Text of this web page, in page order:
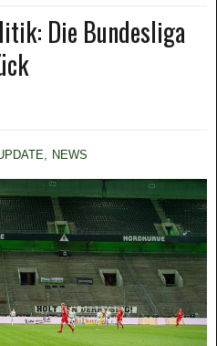
Die Bundesliga
, NEWS